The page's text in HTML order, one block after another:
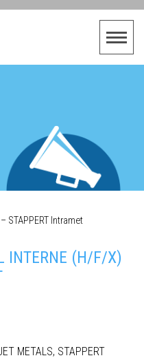
STAPPERT Intramet
INTERNE (H/F/X)
METALS, STAPPERT